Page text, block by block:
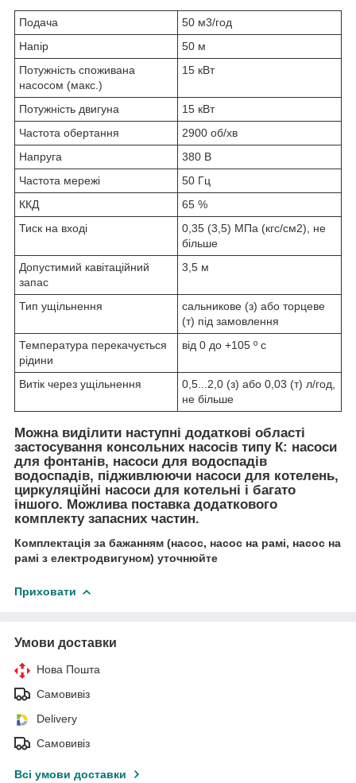
Подача
50 м3/год
Напір
50 м
Потужність споживана
насосом (макс.)
15 кВт
Потужність двигуна
15 кВт
Частота обертання
2900 об/хв
Напруга
380 В
Частота мережі
50 Гц
ККД
65 %
Тиск на вході
0,35 (3,5) МПа (кгс/см2), не
більше
Допустимий кавітаційний
запас
3,5 м
Тип ущільнення
сальникове (з) або торцеве
(т) під замовлення
Температура перекачується
рідини
від 0 до +105 º с
Витік через ущільнення
0,5...2,0 (з) або 0,03 (т) л/год,
не більше
Можна виділити наступні додаткові області
застосування консольних насосів типу К: насоси
для фонтанів, насоси для водоспадів
водоспадів, підживлюючи насоси для котелень,
циркуляційні насоси для котельні і багато
іншого. Можлива поставка додаткового
комплекту запасних частин.
Комплектація за бажанням (насос, насос на рамі, насос на
рамі з електродвигуном) уточнюйте
Приховати
Умови доставки
Нова Пошта
Самовивіз
Delivery
Самовивіз
Всі умови доставки